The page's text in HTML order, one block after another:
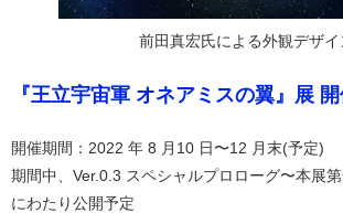
前田真宏氏による外観デザイ
『王立宇宙軍 オネアミスの翼』展
開催期間：2022 年 8 月10 日〜12 月末(予定)
期間中、Ver.0.3 スペシャルプロローグ〜本展
にわたり公開予定